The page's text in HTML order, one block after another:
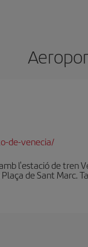
de-venecia/
l'estació de tren
de Sant Marc.